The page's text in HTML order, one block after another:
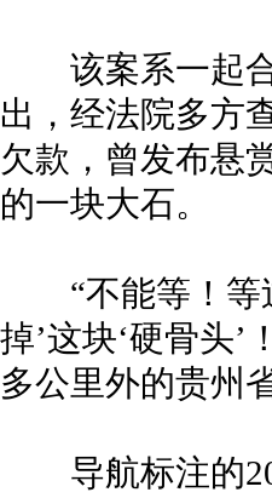
该案系一起合
出，经法院多方
欠款，曾发布悬
的一块大石。
“不能等！等过
掉’这块‘硬骨头
多公里外的贵州
导航标注的